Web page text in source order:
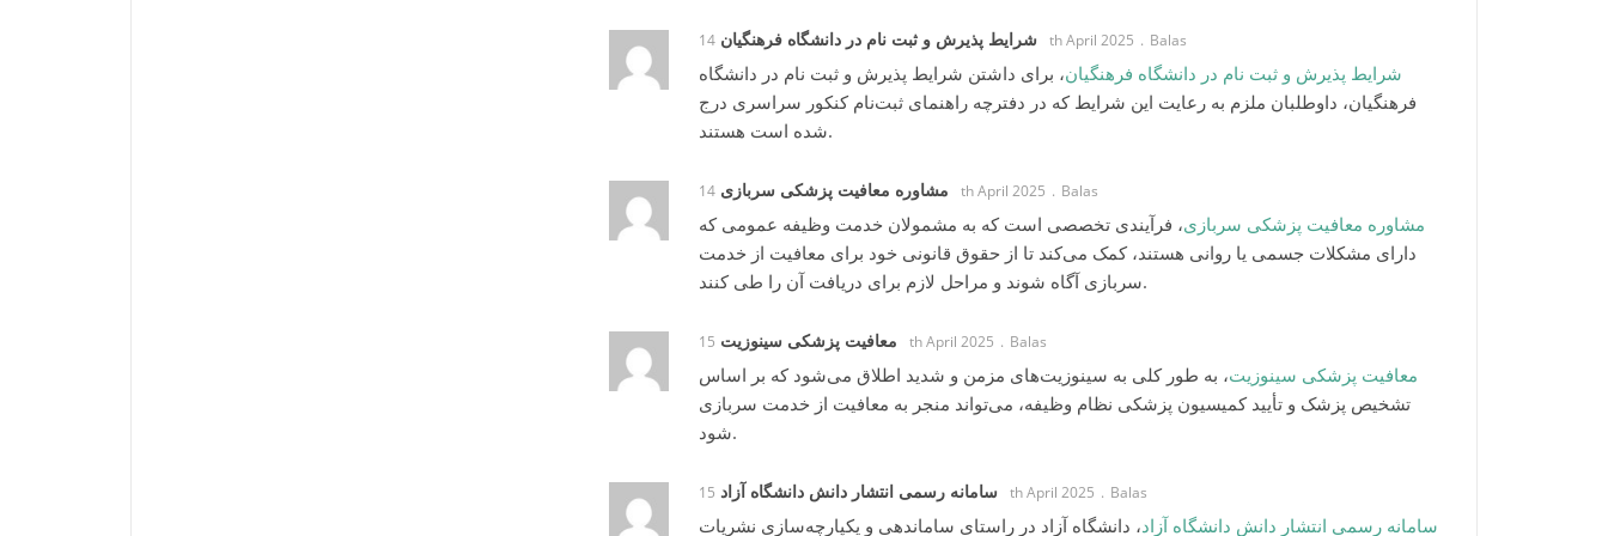
شرایط پذیرش و ثبت‌ نام در دانشگاه فرهنگیان 14th April 2025 Balas
شرایط پذیرش و ثبت‌ نام در دانشگاه فرهنگیان، برای داشتن شرایط پذیرش و ثبت‌ نام در دانشگاه
فرهنگیان، داوطلبان ملزم به رعایت این شرایط که در دفترچه راهنمای ثبت‌نام کنکور سراسری درج
شده است هستند.
مشاوره معافیت پزشکی سربازی 14th April 2025 Balas
مشاوره معافیت پزشکی سربازی، فرآیندی تخصصی است که به مشمولان خدمت وظیفه عمومی که
دارای مشکلات جسمی یا روانی هستند، کمک می‌کند تا از حقوق قانونی خود برای معافیت از خدمت
سربازی آگاه شوند و مراحل لازم برای دریافت آن را طی کنند.
معافیت پزشکی سینوزیت 15th April 2025 Balas
معافیت پزشکی سینوزیت، به طور کلی به سینوزیت‌های مزمن و شدید اطلاق می‌شود که بر اساس
تشخیص پزشک و تأیید کمیسیون پزشکی نظام وظیفه، می‌تواند منجر به معافیت از خدمت سربازی
شود.
سامانه رسمی انتشار دانش دانشگاه آزاد 15th April 2025 Balas
سامانه رسمی انتشار دانش دانشگاه آزاد، دانشگاه آزاد در راستای ساماندهی و یکپارچه‌سازی نشریات